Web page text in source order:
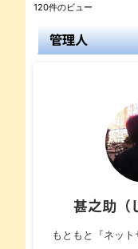
120件のビュー
管理人
甚之助（
もともと『ネッ